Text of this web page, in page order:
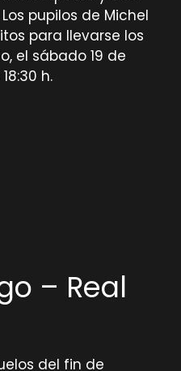
pupilos de Michel
para llevarse los
el sábado 19 de
h.
– Real
del fin de